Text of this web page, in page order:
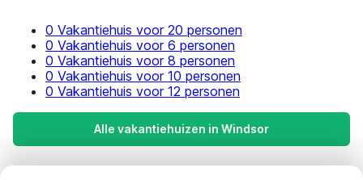
0 Vakantiehuis voor 20 personen
0 Vakantiehuis voor 6 personen
0 Vakantiehuis voor 8 personen
0 Vakantiehuis voor 10 personen
0 Vakantiehuis voor 12 personen
Alle vakantiehuizen in Windsor